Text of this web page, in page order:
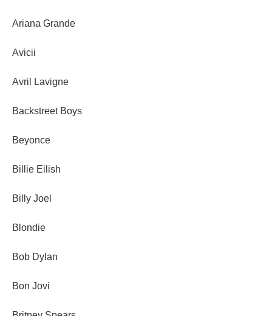
Ariana Grande
Avicii
Avril Lavigne
Backstreet Boys
Beyonce
Billie Eilish
Billy Joel
Blondie
Bob Dylan
Bon Jovi